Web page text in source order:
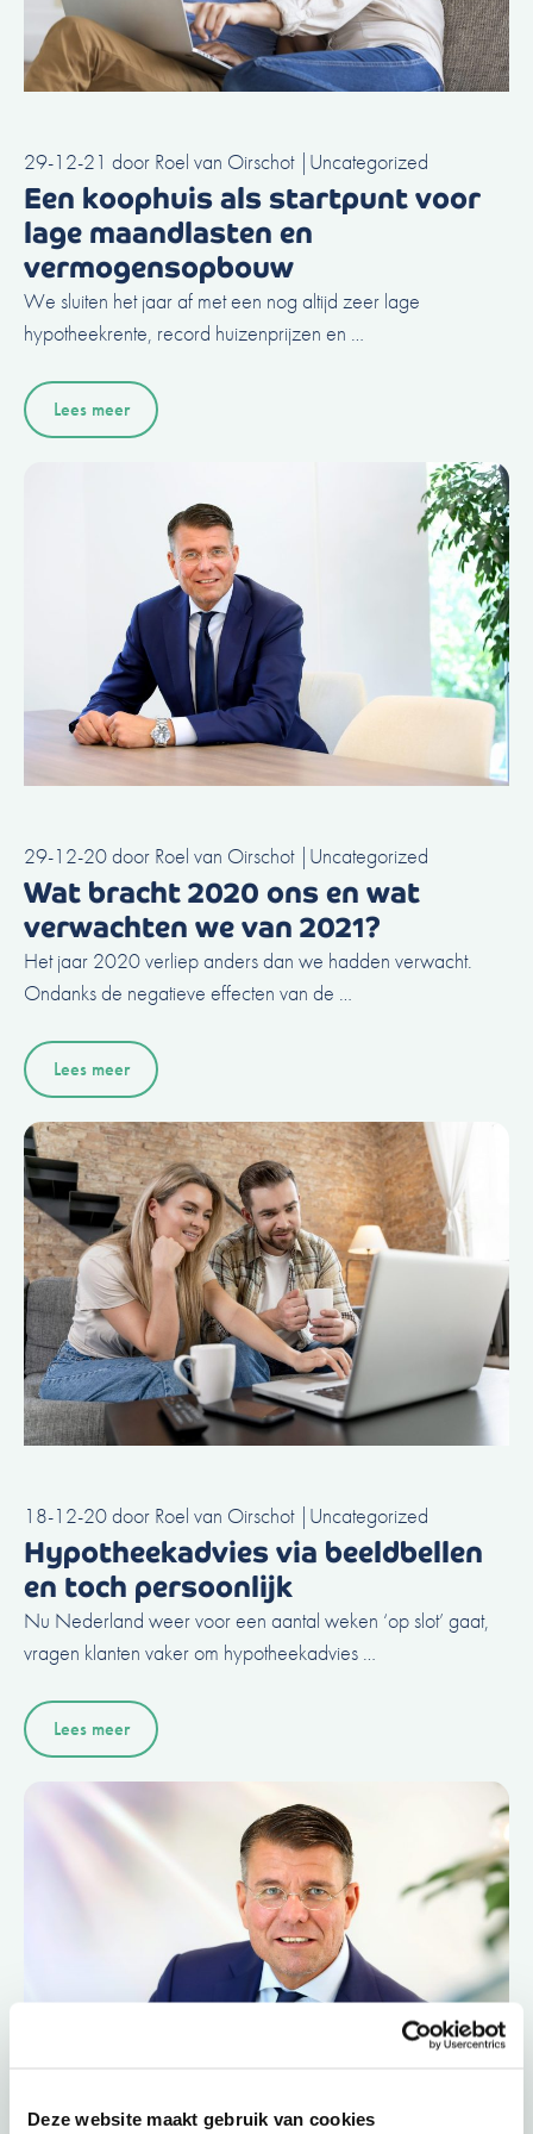
Deze website maakt gebruik van cookies
29-12-21 door Roel van Oirschot | Uncategorized
Een koophuis als startpunt voor
lage maandlasten en
vermogensopbouw
We sluiten het jaar af met een nog altijd zeer lage
hypotheekrente, record huizenprijzen en …
Lees meer
29-12-20door Roel van Oirschot | Uncategorized
Wat bracht 2020 ons en wat
verwachten we van 2021?
Het jaar 2020 verliep anders dan we hadden verwacht.
Ondanks de negatieve effecten van de …
Lees meer
18-12-20door Roel van Oirschot | Uncategorized
Hypotheekadvies via beeldbellen
en toch persoonlijk
Nu Nederland weer voor een aantal weken ‘op slot’ gaat,
vragen klanten vaker om hypotheekadvies …
Lees meer